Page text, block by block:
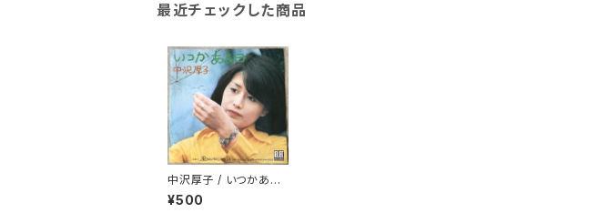
最近チェックした商品
中沢厚子 / いつかある
日
¥500